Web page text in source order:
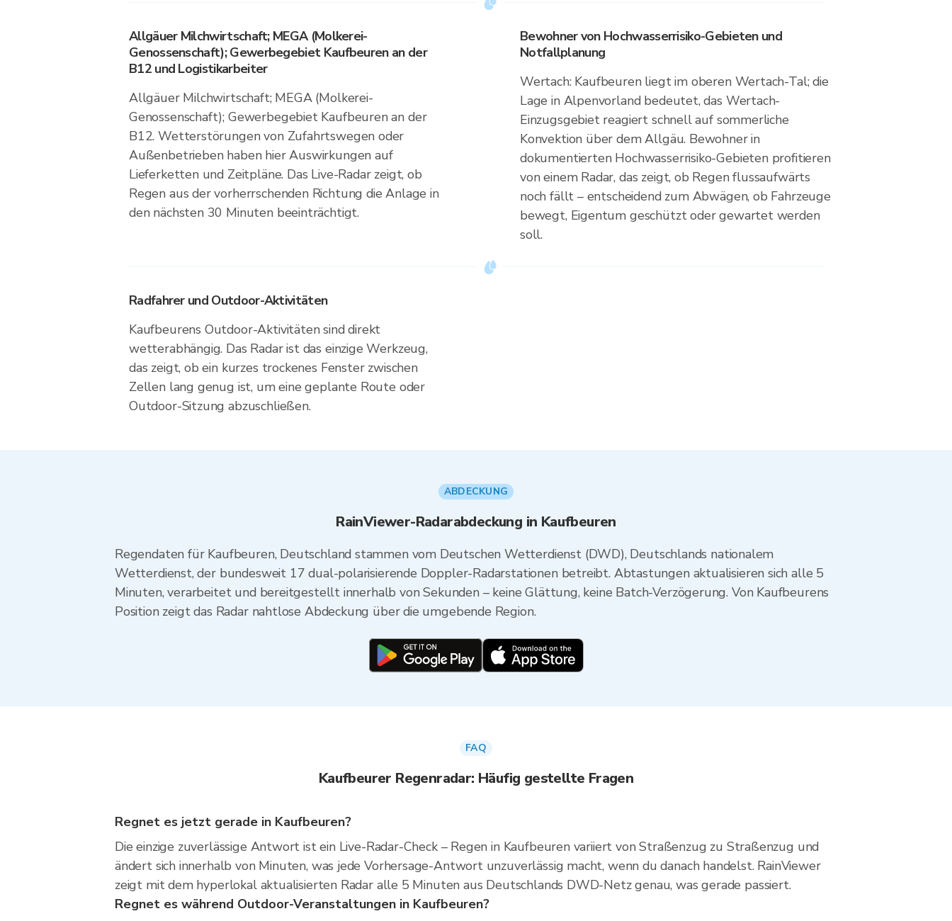
Allgäuer Milchwirtschaft; MEGA (Molkerei-
Genossenschaft); Gewerbegebiet Kaufbeuren an der
B12 und Logistikarbeiter
Allgäuer Milchwirtschaft; MEGA (Molkerei-
Genossenschaft); Gewerbegebiet Kaufbeuren an der
B12. Wetterstörungen von Zufahrtswegen oder
Außenbetrieben haben hier Auswirkungen auf
Lieferketten und Zeitpläne. Das Live-Radar zeigt, ob
Regen aus der vorherrschenden Richtung die Anlage in
den nächsten 30 Minuten beeinträchtigt.
Bewohner von Hochwasserrisiko-Gebieten und
Notfallplanung
Wertach: Kaufbeuren liegt im oberen Wertach-Tal; die
Lage in Alpenvorland bedeutet, das Wertach-
Einzugsgebiet reagiert schnell auf sommerliche
Konvektion über dem Allgäu. Bewohner in
dokumentierten Hochwasserrisiko-Gebieten profitieren
von einem Radar, das zeigt, ob Regen flussaufwärts
noch fällt – entscheidend zum Abwägen, ob Fahrzeuge
bewegt, Eigentum geschützt oder gewartet werden
soll.
Radfahrer und Outdoor-Aktivitäten
Kaufbeurens Outdoor-Aktivitäten sind direkt
wetterabhängig. Das Radar ist das einzige Werkzeug,
das zeigt, ob ein kurzes trockenes Fenster zwischen
Zellen lang genug ist, um eine geplante Route oder
Outdoor-Sitzung abzuschließen.
ABDECKUNG
RainViewer-Radarabdeckung in Kaufbeuren
Regendaten für Kaufbeuren, Deutschland stammen vom Deutschen Wetterdienst (DWD), Deutschlands nationalem
Wetterdienst, der bundesweit 17 dual-polarisierende Doppler-Radarstationen betreibt. Abtastungen aktualisieren sich alle 5
Minuten, verarbeitet und bereitgestellt innerhalb von Sekunden – keine Glättung, keine Batch-Verzögerung. Von Kaufbeurens
Position zeigt das Radar nahtlose Abdeckung über die umgebende Region.
FAQ
Kaufbeurer Regenradar: Häufig gestellte Fragen
Regnet es jetzt gerade in Kaufbeuren?
Die einzige zuverlässige Antwort ist ein Live-Radar-Check – Regen in Kaufbeuren variiert von Straßenzug zu Straßenzug und
ändert sich innerhalb von Minuten, was jede Vorhersage-Antwort unzuverlässig macht, wenn du danach handelst. RainViewer
zeigt mit dem hyperlokal aktualisierten Radar alle 5 Minuten aus Deutschlands DWD-Netz genau, was gerade passiert.
Regnet es während Outdoor-Veranstaltungen in Kaufbeuren?